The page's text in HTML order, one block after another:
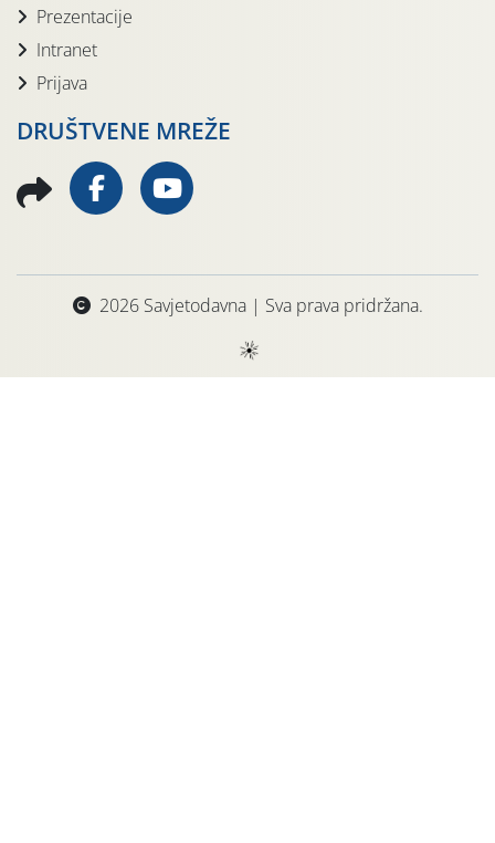
Prezentacije
Intranet
Prijava
DRUŠTVENE MREŽE
2026 Savjetodavna | Sva prava pridržana.